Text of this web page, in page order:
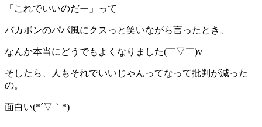
「これでいいのだー」って
バカボンのパパ風にクスっと笑いながら言ったとき、
なんか本当にどうでもよくなりました(￣▽￣)v
そしたら、人もそれでいいじゃんってなって批判が減った
の。
面白い(*´▽｀*)